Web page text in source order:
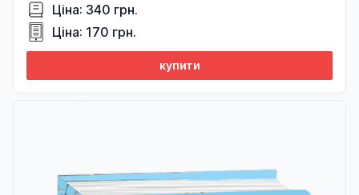
Ціна: 340 грн.
Ціна: 170 грн.
купити